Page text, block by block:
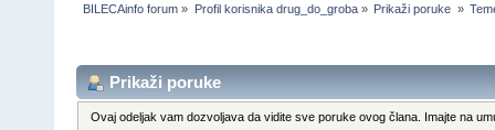
BILECAinfo forum » Profil korisnika drug_do_groba» Prikaži poruke »
Prikaži poruke
Ovaj odeljak vam dozvoljava da vidite sve poruke ovog člana. Imajte na